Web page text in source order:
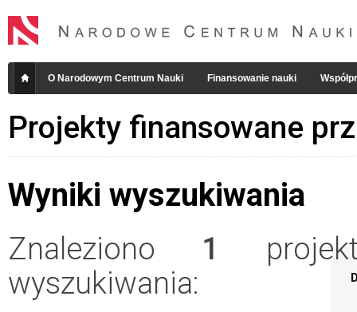
O Narodowym Centrum Nauki Finansowanie nauki
Projekty finansowane
Wyniki wyszukiwania
Znaleziono 1
wyszukiwania: